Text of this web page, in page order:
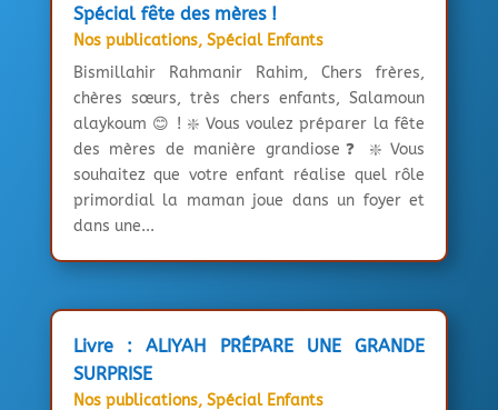
Spécial fête des mères !
Nos publications, Spécial Enfants
Bismillahir Rahmanir Rahim, Chers frères,
chères sœurs, très chers enfants, Salamoun
alaykoum 😊 ! ❇️ Vous voulez préparer la fête
des mères de manière grandiose❓ ❇️ Vous
souhaitez que votre enfant réalise quel rôle
primordial la maman joue dans un foyer et
dans une...
Livre : ALIYAH PRÉPARE UNE GRANDE
SURPRISE
Nos publications, Spécial Enfants